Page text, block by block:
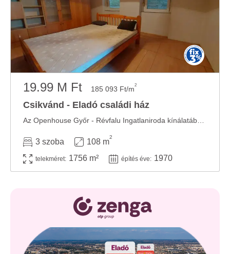
19.99 M Ft 185 093 Ft/m2
Csikvánd - Eladó családi ház
3 szoba 108 m
2
telekméret: 1756 m² építés éve: 1970